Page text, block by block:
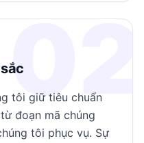
02
tôi giữ tiêu chuẩn
đoạn mã chúng
tôi phục vụ. Sự